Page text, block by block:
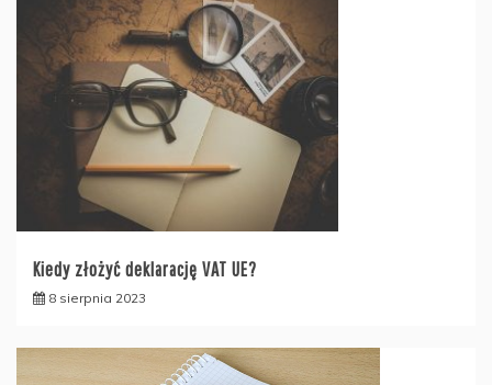
Kiedy złożyć deklarację VAT UE?
8 sierpnia 2023